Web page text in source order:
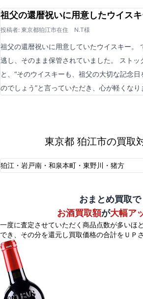
祖父の還暦祝いに用意したウイス
投稿者: 東京都狛江市在住 N.T様
祖父の還暦祝いに用意していたウイスキー。
逃し、そのまま保管されていました。 ストッ
と、“そのウイスキーも、祖父の大切な記念
のでしょう”と言っていただき、心が軽くなり
東京都 狛江市の買取
狛江・岩戸南・和泉本町・東野川・猪方
おまとめ買取で
お酒買取額が大幅ア
一度に査定させていただく商品点数が多いほ
でき、 その分を還元し買取価格の合計をＵＰ